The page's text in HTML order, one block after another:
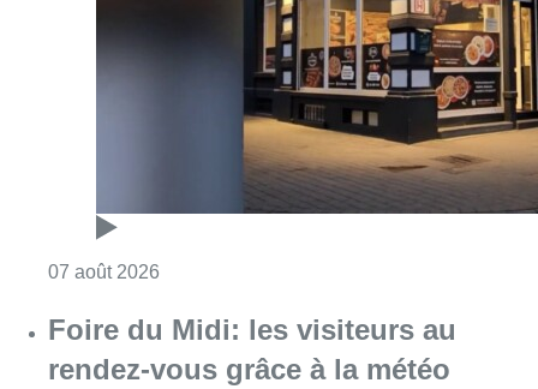
07 août 2026
Foire du Midi: les visiteurs au
rendez-vous grâce à la météo